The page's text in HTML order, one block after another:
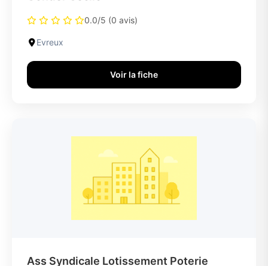
0.0/5 (0 avis)
Evreux
Voir la fiche
Ass Syndicale Lotissement Poterie